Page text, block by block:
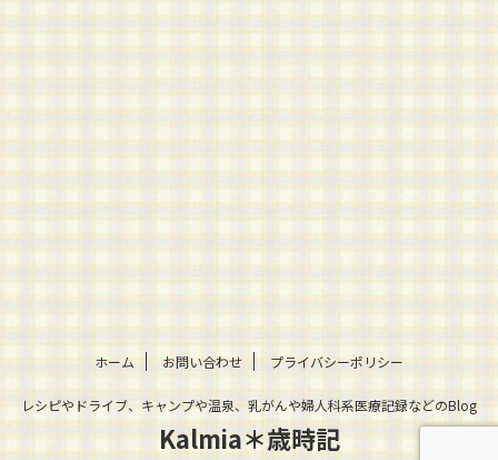
ホーム お問い合わせ プライバシーポリシー
レシピやドライブ、キャンプや温泉、乳がんや婦人科系医療記録などのBlog
Kalmia＊歳時記